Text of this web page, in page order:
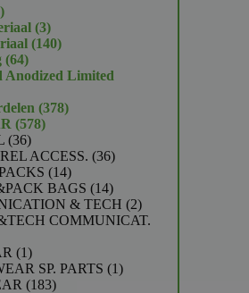
5802
producten
33
producten
140140
6464
producten
Anodized Limited
378378
578578
3636
producten
ACCESS. 3636
1414
producten
BAGS 1414
producten
& TECH 22
producten
COMMUNICAT.
11
product
SP. PARTS 11
183183